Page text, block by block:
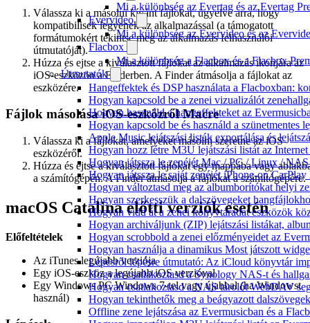
Mi a különbség az Evertag és az Evertag
Evervideo
Mi a különbség az Evervideo és az
Flacbox
Mi a különbség a Flacbox és a Flacbox
Útmutatók
Hangeffektek és DSP használata a Flacboxban:
Hogyan kapcsold be a zenei vizualizálót
Hogyan használd a hangeffekteket az
Hogyan kapcsold be és használd a szünetmentes
Apple Music lejátszási listák exportálása és
Hogyan hozz létre M3U lejátszási listát az
Hogyan játssza le zenéjét Mac / PC / Linux /
Hogyan játssza le saját zenéjét iPhone-on CarPlay
Hogyan változtasd meg az albumborítókat helyi
Hogyan szerkesszük a dalszövegeket
Hogyan vidd át a zenei könyvtáradat eszközök
Hogyan archiváljunk (ZIP) lejátszási listákat,
Hogyan scrobbold a zenei előzményeidet az
Hogyan használja a dinamikus Most játszott
Lépésről lépésre útmutató: Az iCloud könyvtár
Hogyan csatlakoztasd a Synology NAS-t és
Hogyan csatlakoztasd a NAS tárolót WebDAV
Hogyan tekinthetők meg a beágyazott
Offline zene lejátszása az Evermusicban és a
Válassza ki a másolni kívánt fájlokat, ügyelve arra, hogy
kompatibilisek legyenek az alkalmazással (a támogatott
formátumokért tekintse meg az alkalmazás felhasználói
útmutatóját).
Húzza és ejtse a kiválasztott fájlokat az alkalmazás ikonjára az
iOS-eszközön a Finderben. A Finder átmásolja a fájlokat az
eszközére.
Fájlok másolása iOS-eszközről Macre
Válassza ki a fájlokat, amelyeket másolni szeretne az iOS-
eszközéről.
Húzza és ejtse a kiválasztott fájlokat egy mappába vagy
a számítógépén. A Finder átmásolja a fájlokat a számítógépére.
macOS Catalina előtti verziók esetén
Előfeltételek
Az iTunes legújabb verziója
Egy iOS-eszköz a legújabb iOS verzióval
Egy Windows PC Windows 7-tel vagy újabbal (ha Windowst
használ)